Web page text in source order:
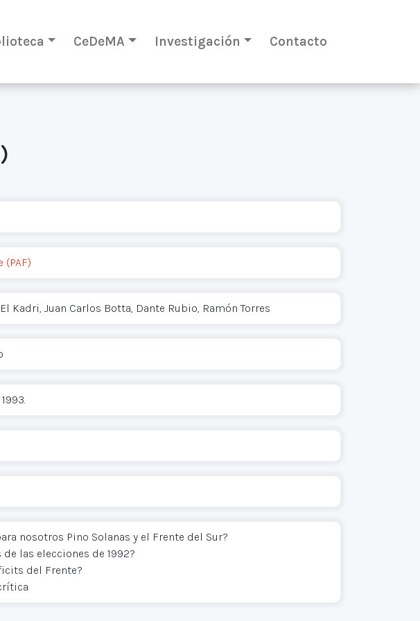
CeDeMA Investigación Contacto
(PAF)
Kadri, Juan Carlos Botta, Dante Rubio, Ramón Torres
nosotros Pino Solanas y el Frente del Sur?
las elecciones de 1992?
del Frente?